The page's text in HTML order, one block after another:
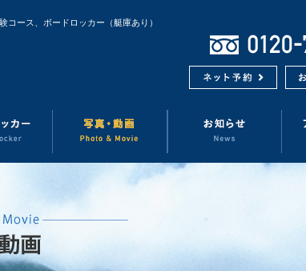
コース、ボードロッカー（艇庫あり）